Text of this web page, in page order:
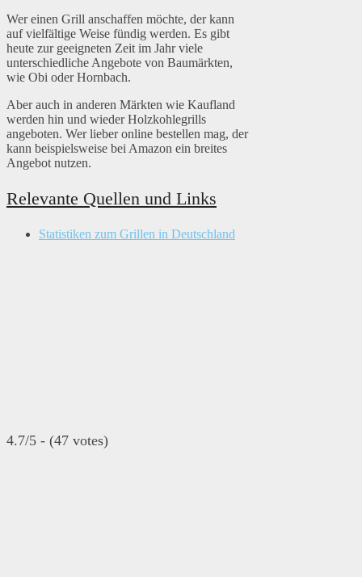
Wer einen Grill anschaffen möchte, der kann
auf vielfältige Weise fündig werden. Es gibt
heute zur geeigneten Zeit im Jahr viele
unterschiedliche Angebote von Baumärkten,
wie Obi oder Hornbach.
Aber auch in anderen Märkten wie Kaufland
werden hin und wieder Holzkohlegrills
angeboten. Wer lieber online bestellen mag, der
kann beispielsweise bei Amazon ein breites
Angebot nutzen.
Relevante Quellen und Links
Statistiken zum Grillen in Deutschland
4.7/5 - (47 votes)